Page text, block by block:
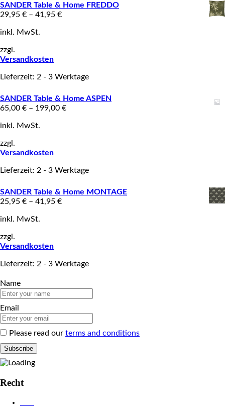
SANDER Table & Home FREDDO
29,95 € – 41,95 €
inkl. MwSt.
zzgl.
Versandkosten
Lieferzeit: 2 - 3 Werktage
SANDER Table & Home ASPEN
65,00 € – 199,00 €
inkl. MwSt.
zzgl.
Versandkosten
Lieferzeit: 2 - 3 Werktage
SANDER Table & Home MONTAGE
25,95 € – 41,95 €
inkl. MwSt.
zzgl.
Versandkosten
Lieferzeit: 2 - 3 Werktage
Name
Email
Please read our terms and conditions
Recht